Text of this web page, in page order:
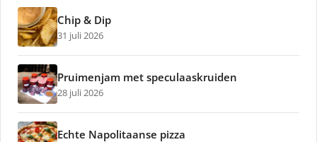
Chip & Dip
31 juli 2026
Pruimenjam met speculaaskruiden
28 juli 2026
Echte Napolitaanse pizza